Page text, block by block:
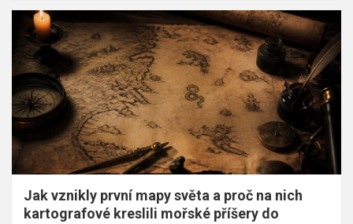
Jak vznikly první mapy světa a proč na nich
kartografové kreslili mořské příšery do